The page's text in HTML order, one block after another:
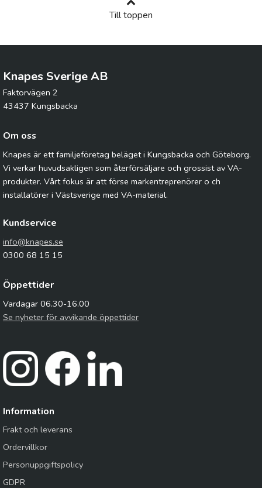
Till toppen
Knapes Sverige AB
Faktorvägen 2
43437 Kungsbacka
Om oss
Knapes är ett familjeföretag beläget i Kungsbacka och Göteborg.
Vi verkar huvudsakligen som återförsäljare och grossist av VA-
produkter. Vårt fokus är att förse markentreprenörer o ch
installatörer i Västsverige med VA-material.
Kundservice
info@knapes.se
0300 68 15 15
Öppettider
Vardagar 06.30-16.00
Se nyheter för avvikande öppettider
Information
Frakt och leverans
Ordervillkor
Personuppgiftspolicy
GDPR